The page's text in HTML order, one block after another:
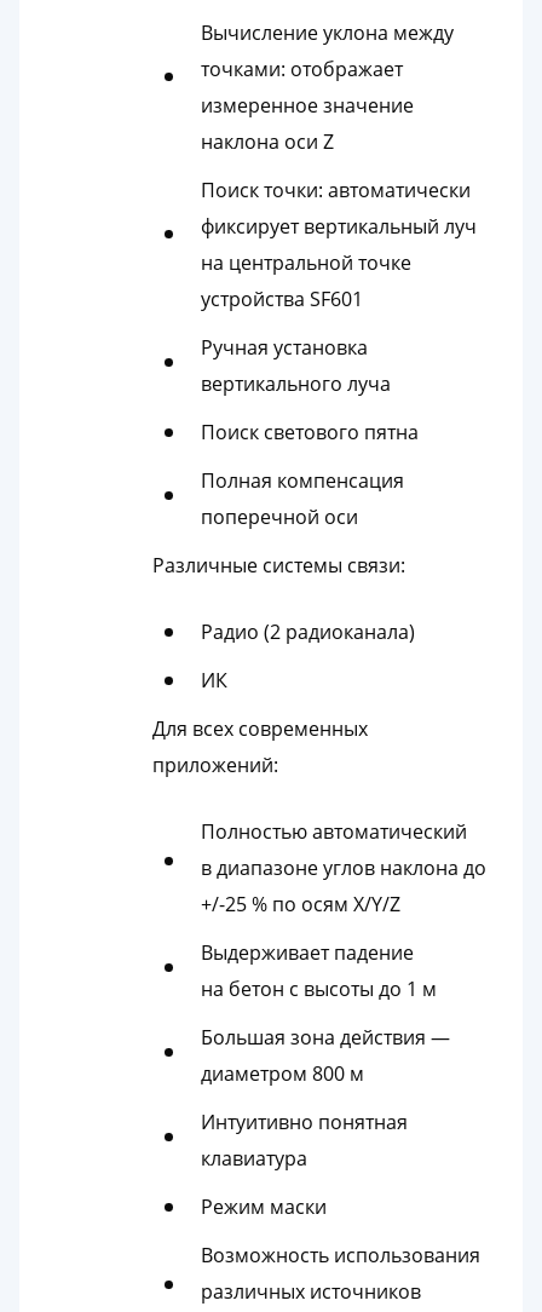
Вычисление уклона между
точками: отображает
измеренное значение
наклона оси Z
Поиск точки: автоматически
фиксирует вертикальный луч
на центральной точке
устройства SF601
Ручная установка
вертикального луча
Поиск светового пятна
Полная компенсация
поперечной оси
Различные системы связи:
Радио (2 радиоканала)
ИК
Для всех современных
приложений:
Полностью автоматический
в диапазоне углов наклона до
+/-25 % по осям X/Y/Z
Выдерживает падение
на бетон с высоты до 1 м
Большая зона действия —
диаметром 800 м
Интуитивно понятная
клавиатура
Режим маски
Возможность использования
различных источников